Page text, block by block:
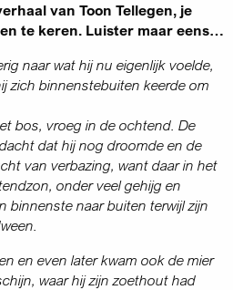
van Toon Tellegen, je
te keren. Luister maar eens…
naar wat hij nu eigenlijk voelde,
zich binnenstebuiten keerde om
bos, vroeg in de ochtend. De
dat hij nog droomde en de
van verbazing, want daar in het
onder veel gehijg en
binnenste naar buiten terwijl zijn
en even later kwam ook de mier
waar hij zijn zoethout had